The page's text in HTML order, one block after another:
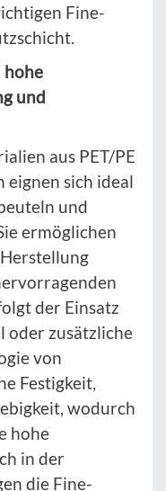
Fine-
hohe
und
aus PET/PE
sich ideal
und
ermöglichen
der Einsatz
oder zusätzliche
von
Festigkeit,
wodurch
hohe
in der
die Fine-